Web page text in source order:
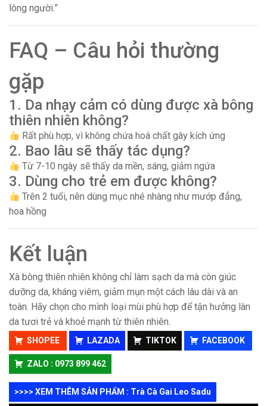
lông người.”
FAQ – Câu hỏi thường
gặp
1. Da nhạy cảm có dùng được xà bông
thiên nhiên không?
Rất phù hợp, vì không chứa hoá chất gây kích ứng
2. Bao lâu sẽ thấy tác dụng?
Từ 7-10 ngày sẽ thấy da mền, sáng, giảm ngứa
3. Dùng cho trẻ em được không?
Trên 2 tuổi, nên dùng mục nhé nhàng như mướp đẳng,
hoa hồng
Kết luận
Xà bông thiên nhiên không chỉ làm sạch da mà còn giúc
dưỡng da, kháng viêm, giảm mụn một cách lâu dài và an
toàn. Hãy chọn cho mình loại mùi phù hợp để tận hưởng làn
da tươi trẻ và khoẻ mạnh từ thiên nhiên.
SHOPEE LAZADA TIKTOK FACEBOOK
ZALO : 0973 899 462
>>>> XEM THÊM SẢN PHẨM : Trà Cà Gai Leo Sadu